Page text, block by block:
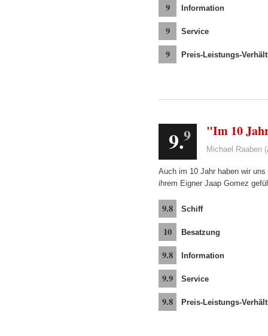
9 Information
9 Service
9 Preis-Leistungs-
9.9 "Im 10
Michael Raaben
Auch im 10 Jahr haben wir
ihrem Eigner Jaap Gomez
9.8 Schiff
10 Besatzung
9.8 Information
9.9 Service
9.8 Preis-Leistungs-